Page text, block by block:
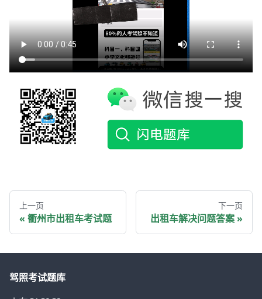
上一页
衢州市出租车考试题
下一页
出租车解决问题答案
驾照考试题库